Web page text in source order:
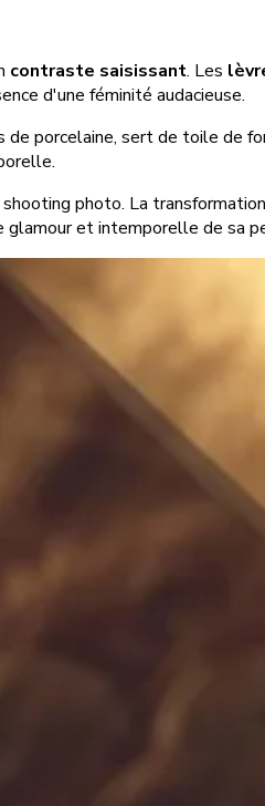
contraste saisissant. Les
d'une féminité audacieuse.
de porcelaine, sert de toile de
photo. La
et intemporelle de sa